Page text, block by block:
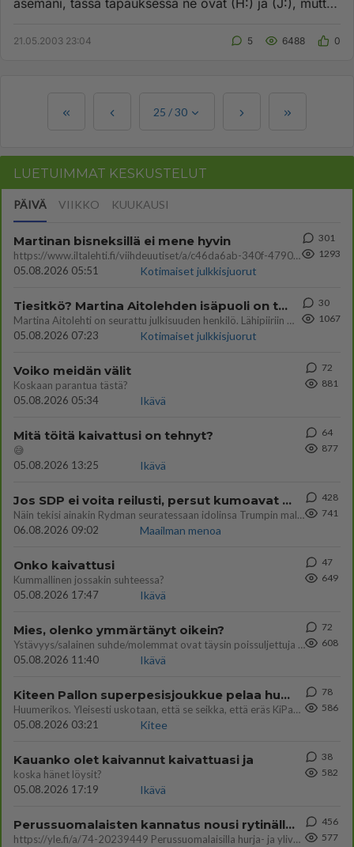
asemani, tässä tapauksessa ne ovat (H:) ja (J:), mutta
21.05.2003 23:04 5 6488 0
25 /30
LUETUIMMAT KESKUSTELUT
PÄIVÄ VIIKKO KUUKAUSI
Martinan bisneksillä ei mene hyvin
https://www.iltalehti.fi/viihdeuutiset/a/c46da6ab-340f-4790-aaa7-0865eed2336 Yrityksen konkurssihakemus on tullut kärä
05.08.2026 05:51
Kotimaiset julkkisjuorut
301
1293
Tiesitkö? Martina Aitolehden isäpuoli on tämä suosittu laulaja
Martina Aitolehti on seurattu julkisuuden henkilö. Lähipiiriin mahtuu muitakin tunnettuja henkilöitä. Tiesitkö, että Ma
05.08.2026 07:23
Kotimaiset julkkisjuorut
30
1067
Voiko meidän välit
Koskaan parantua tästä?
05.08.2026 05:34
Ikävä
72
881
Mitä töitä kaivattusi on tehnyt?
😅
05.08.2026 13:25
Ikävä
64
877
Jos SDP ei voita reilusti, persut kumoavat demokratian Suomesta
Näin tekisi ainakin Rydman seuratessaan idolinsa Trumpin mallia https://www.is.fi/politiikka/art-2000012187244.html
06.08.2026 09:02
Maailman menoa
428
741
Onko kaivattusi
Kummallinen jossakin suhteessa?
05.08.2026 17:47
Ikävä
47
649
Mies, olenko ymmärtänyt oikein?
Ystävyys/salainen suhde/molemmat ovat täysin poissuljettuja asioita? Nainen
05.08.2026 11:40
Ikävä
72
608
Kiteen Pallon superpesisjoukkue pelaa huumeiden vaikutuksen alaisena
Huumerikos. Yleisesti uskotaan, että se seikka, että eräs KiPan pelaaja kärähtää huumeista, on vain jäävuoren huippu. M
05.08.2026 03:21
Kitee
78
586
Kauanko olet kaivannut kaivattuasi ja
koska hänet löysit?
05.08.2026 17:19
Ikävä
38
582
Perussuomalaisten kannatus nousi rytinällä Ylen tänään julkaisemassa tuoreimmassa gallup-kyselyssä.
https://yle.fi/a/74-20239449 Perussuomalaisilla hurja- ja ylivoimaisesti suurin nousu tässä uudessa Ylen gallupissa. Kyl
456
577